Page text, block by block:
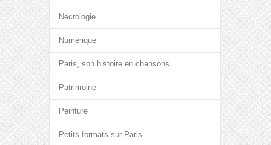
Nécrologie
Numérique
Paris, son histoire en chansons
Patrimoine
Peinture
Petits formats sur Paris